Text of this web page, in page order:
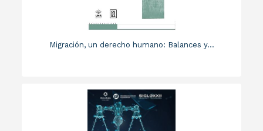
Migración, un derecho humano: Balances y...